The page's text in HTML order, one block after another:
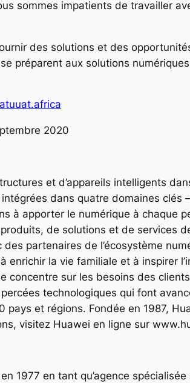
sommes impatients de travailler
des solutions et des
préparent aux solutions
2020
et d’appareils intelligents
dans quatre domaines clés
à apporter le numérique à chaque
de solutions et de services
partenaires de l’écosystème
la vie familiale et à inspirer
concentre sur les besoins des
technologiques qui font
et régions. Fondée en 1987,
visitez Huawei en ligne sur
1977 en tant qu’agence spécialisée